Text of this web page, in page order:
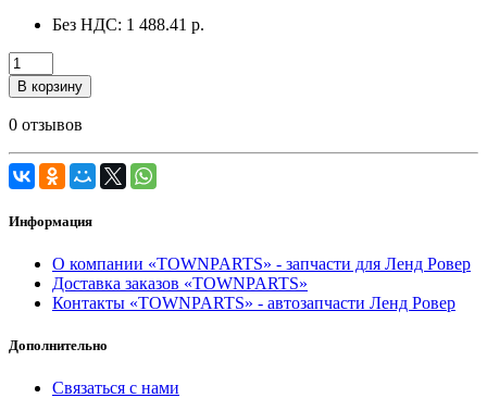
Без НДС: 1 488.41 р.
В корзину
0 отзывов
Информация
О компании «TOWNPARTS» - запчасти для Ленд Ровер
Доставка заказов «TOWNPARTS»
Контакты «TOWNPARTS» - автозапчасти Ленд Ровер
Дополнительно
Связаться с нами